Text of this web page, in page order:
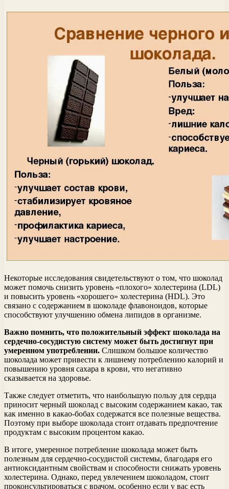
Некоторые исследования свидетельствуют о том, что шоколад
может помочь снизить уровень «плохого» холестерина (LDL)
и повысить уровень «хорошего» холестерина (HDL). Это
связано с содержанием в шоколаде флавоноидов, которые
способствуют улучшению обмена липидов в организме.
Важно помнить, что положительный эффект шоколада на
сердечно-сосудистую систему может быть достигнут при
умеренном употреблении. Слишком большое количество
шоколада может привести к лишнему потреблению калорий и
повышению уровня сахара в крови, что негативно
сказывается на здоровье.
Также следует отметить, что наибольшую пользу для сердца
приносит черный шоколад с высоким содержанием какао, так
как именно в какао-бобах содержатся все полезные вещества.
Поэтому при выборе шоколада стоит отдавать предпочтение
продуктам с высоким процентом какао.
В итоге, умеренное потребление шоколада может быть
полезным для сердечно-сосудистой системы, благодаря его
антиоксидантным свойствам и способности снижать уровень
холестерина. Однако, перед увлечением шоколадом, стоит
проконсультироваться с врачом, особенно если у вас есть